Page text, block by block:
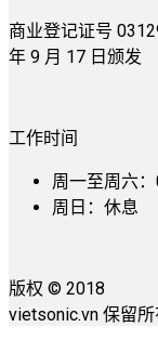
商业登记证号
年 9 月 17 日颁发
工作时间
周一至周六
周日：休息
版权 © 2018
vietsonic.vn 保留所